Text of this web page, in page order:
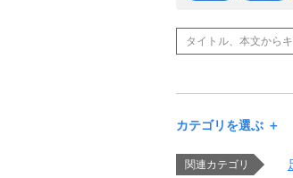
カテゴリを選ぶ ＋
関連カテゴリ